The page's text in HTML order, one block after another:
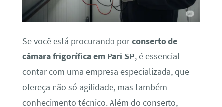
Se você está procurando porconserto de
câmara frigorífica em Pari SP, é essencial
contar com uma empresa especializada, que
ofereça não só agilidade, mas também
conhecimento técnico. Além do conserto,